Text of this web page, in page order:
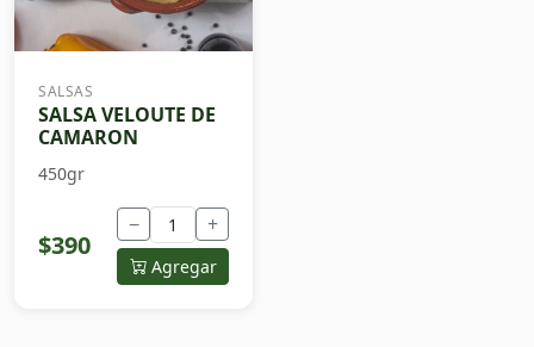
SALSAS
SALSA VELOUTE DE
CAMARON
450gr
$390
− +
Agregar